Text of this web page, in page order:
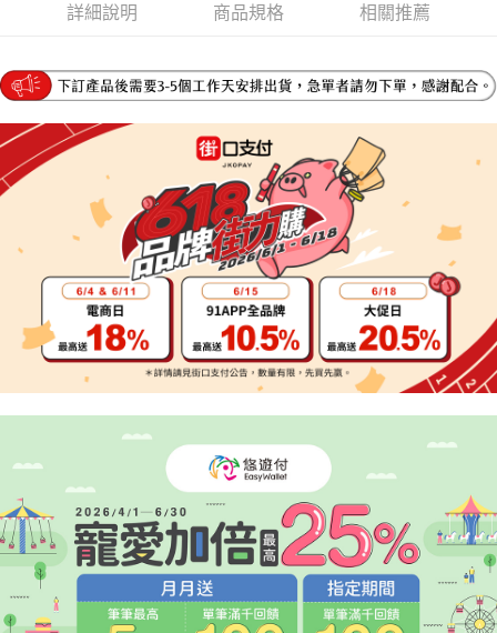
2.透過簡訊連結打開帳單後，可選擇「超商條碼／台灣大直營門市／銀行轉
【注意事項】
1.本服務係由「台灣大哥大股份有限公司」（以下簡稱本公司）所提供，讓
買賣價金債權讓與本公司後，依約使用本公司帳單繳交帳款。
2.基於同意付款使用「大哥付你分期」之契約關係目的，商店將以您的個人
資料（包含姓名、電話或地址）提供予台灣大哥大進項蒐集、處理及利用，
由本公司與您本人進行分期帳單所需資料之確認、核對及更正。
3.完整用戶服務條款，請詳閱以下連結：https://oppay.tw/userRule
結帳頁面，進行簡訊認證並確認金額後，即可完成結帳。
ATM／網路銀行／等多元方式進行付款，方視為交易完成。
※ 請注意：結帳手續完成當下不需立刻繳費，但若您需要取消訂單，請聯絡
購買商品的店家。未經商家同意取消之訂單仍視為有效，需透過AFTEE先享
後付繳納相關費用。
※ 交易是否成功請以「AFTEE先享後付 」之結帳頁面顯示為準，若有關於
是否繳費成功／繳費後需取消欲退款等相關疑問，請聯繫「AFTEE先享後付
客戶支援中心」
https://netprotections.freshdesk.com/support/home
【注意事項】
１．透過由恩沛科技股份有限公司提供之「AFTEE先享後付」服務完成之交
易，需依本服務之必要範圍內提供個人資料，並將交易相關給付款項請求債
權轉讓予恩沛科技股份有限公司。
２．關於個人資料處理事宜，請瀏覽以下網址：
https://aftee.tw/terms/#terms3
３．未成年的使用者請事先徵得法定代理人或監護人之同意方可使用
「AFTEE先享後付」，若未經同意申辦者引起之損失，本公司不負相關責
時審查核予不同之上限額度；若仍有額度不足之情形，本公司將視審查結果
請求用戶進行身份認證。
５．嚴禁一人註冊多個帳號或使用他人資訊註冊。若發現惡意使用之情形，
恩沛科技股份有限公司將有權停止該用戶之使用額度並採取法律行動。
詳細說明 商品規格 相關推薦